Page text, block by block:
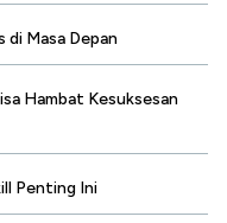
di Masa Depan
Hambat Kesuksesan
Penting Ini